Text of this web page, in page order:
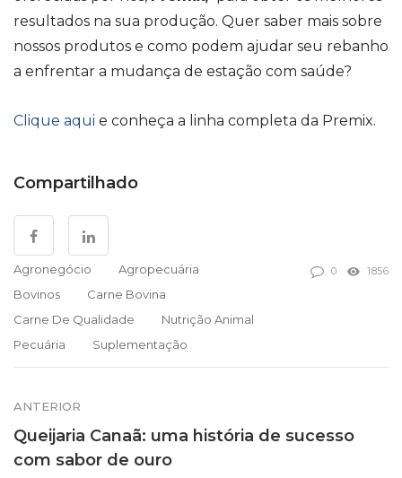
resultados na sua produção. Quer saber mais sobre
nossos produtos e como podem ajudar seu rebanho
a enfrentar a mudança de estação com saúde?
Clique aqui e conheça a linha completa da Premix.
Compartilhado
Agronegócio
Agropecuária
Bovinos
Carne Bovina
Carne De Qualidade
Nutrição Animal
Pecuária
Suplementação
0 1856
ANTERIOR
Queijaria Canaã: uma história de sucesso
com sabor de ouro